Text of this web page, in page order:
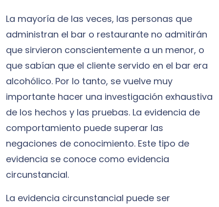
La mayoría de las veces, las personas que
administran el bar o restaurante no admitirán
que sirvieron conscientemente a un menor, o
que sabían que el cliente servido en el bar era
alcohólico. Por lo tanto, se vuelve muy
importante hacer una investigación exhaustiva
de los hechos y las pruebas. La evidencia de
comportamiento puede superar las
negaciones de conocimiento. Este tipo de
evidencia se conoce como evidencia
circunstancial.
La evidencia circunstancial puede ser